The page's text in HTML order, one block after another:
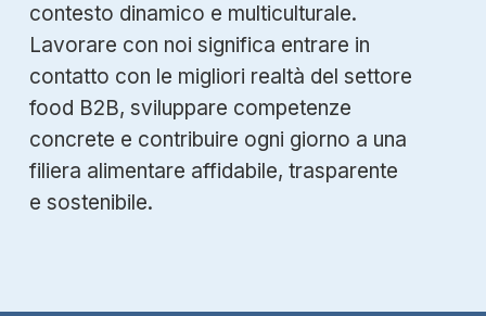
contesto dinamico e multiculturale.
Lavorare con noi significa entrare in
contatto con le migliori realtà del settore
food B2B, sviluppare competenze
concrete e contribuire ogni giorno a una
filiera alimentare affidabile, trasparente
e sostenibile.